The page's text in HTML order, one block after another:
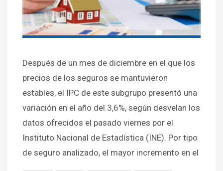
Después de un mes de diciembre en el que los
precios de los seguros se mantuvieron
estables, el IPC de este subgrupo presentó una
variación en el año del 3,6%, según desvelan los
datos ofrecidos el pasado viernes por el
Instituto Nacional de Estadística (INE). Por tipo
de seguro analizado, el mayor incremento en el